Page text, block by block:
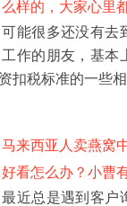
么样的，大家心里
可能很多还没有去
工作的朋友，基本
扣税标准的一些
马来西亚人卖燕窝
好看怎么办？小曹
最近总是遇到客户